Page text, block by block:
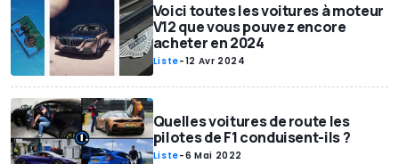
Voici toutes les voitures à moteur
V12 que vous pouvez encore
acheter en 2024
Liste-12 Avr 2024
Quelles voitures de route les
pilotes de F1 conduisent-ils ?
Liste-6 Mai 2022